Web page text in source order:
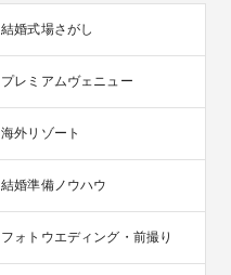
結婚式場さがし
プレミアムヴェニュー
海外リゾート
結婚準備ノウハウ
フォトウエディング・前撮り